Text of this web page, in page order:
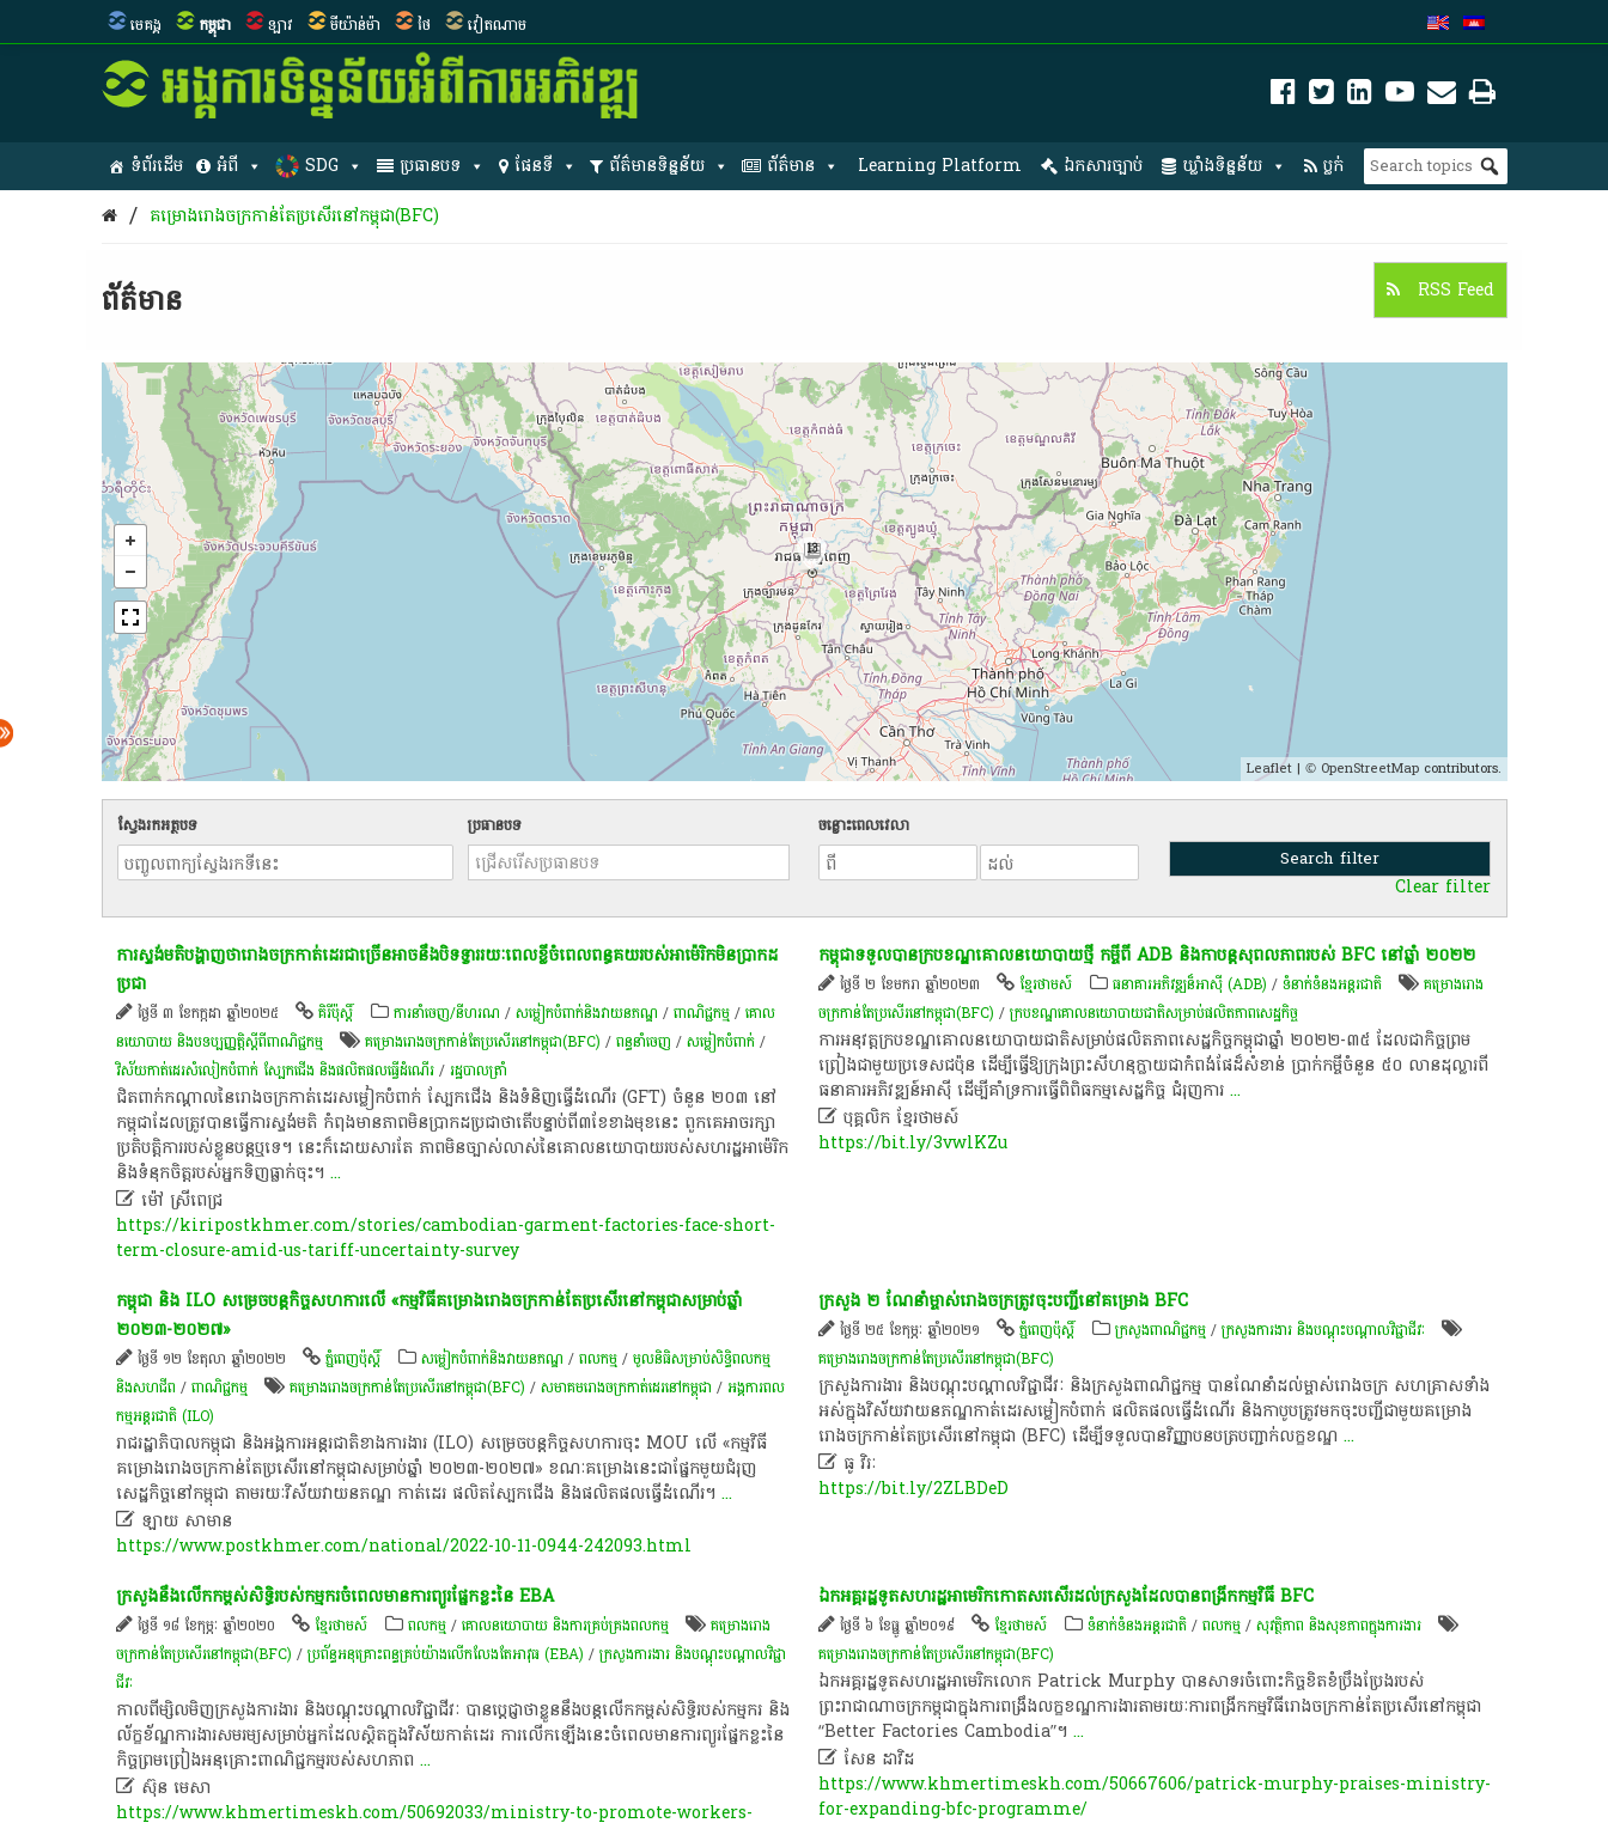
មេគង្គ កម្ពុជា ឡាវ មីយ៉ាន់ម៉ា ថៃ វៀតណាម
ទំព័រដើម អំពី SDG ប្រធានបទ ផែនទី ព័ត៌មានទិន្នន័យ ព័ត៌មាន Learning Platform ឯកសារច្បាប់ ឃ្លាំងទិន្នន័យ ប្លក់
/ គម្រោង​រោងចក្រ​កាន់​តែ​ប្រសើរ​នៅ​កម្ពុជា(BFC)
ព័ត៌មាន​ RSS Feed
13
Leaflet| © OpenStreetMapcontributors.
ស្វែងរកអត្ថបទ ប្រធានបទ ចន្លោះពេលវេលា
Clear filter
ការស្ទង់មតិបង្ហាញថារោងចក្រកាត់ដេរជាច្រើនអាចនឹងបិទទ្វាររយៈពេលខ្លីចំពេលពន្ធគយរបស់អាម៉េរិកមិនប្រាកដ
ប្រជា
ថ្ងៃទី ៣ ខែកក្កដា ឆ្នាំ២០២៥ គិរីប៉ុស្តិ៍ ការនាំចេញ/នីហរណ /​សម្លៀក​បំពាក់​និង​វាយ​ន​ភ​ណ្ឌ​ /ពាណិជ្ជកម្ម/គោល
នយោបាយ និងបទប្បញ្ញត្តិស្តីពីពាណិជ្ជកម្ម
គម្រោង​រោងចក្រ​កាន់​តែ​ប្រសើរ​នៅ​កម្ពុជា(BFC) /ពន្ធនាំចេញ /សម្លៀកបំពាក់/
វិស័យ​កាត់ដេរ​សំលៀក​បំពាក់​ ស្បែកជើង​ និង​ផលិតផល​ធ្វើ​ដំណើរ​/រដ្ឋបាលត្រាំ
ជិតពាក់កណ្តាលនៃរោងចក្រកាត់ដេរសម្លៀកបំពាក់ ស្បែកជើង និងទំនិញធ្វើដំណើរ (GFT) ចំនួន ២០៣ នៅ
កម្ពុជាដែលត្រូវបានធ្វើការស្ទង់មតិ កំពុងមានភាពមិនប្រាកដប្រជាថាតើបន្ទាប់ពី៣ខែខាងមុខនេះ ពួកគេអាចរក្សា
ប្រតិបត្តិការរបស់ខ្លួនបន្តឬទេ។ នេះក៏ដោយសារតែ ភាពមិនច្បាស់លាស់នៃគោលនយោបាយរបស់សហរដ្ឋអាម៉េរិក
និងទំនុកចិត្តរបស់អ្នកទិញធ្លាក់ចុះ។ ...
ម៉ៅ ស្រីពេជ្រ
https://kiripostkhmer.com/stories/cambodian-garment-factories-face-short-
term-closure-amid-us-tariff-uncertainty-survey
កម្ពុជា​ទទួល​បាន​ក្រប​ខណ្ឌ​គោលនយោបាយ​ថ្មី​ កម្ចី​ពី​ ADB​ និង​កា​បន្ត​សុពលភាព​របស់​ BFC​ នៅ​ឆ្នាំ​ ២០២២
ថ្ងៃទី ២ ខែមករា ឆ្នាំ២០២៣ ខ្មែរថាមស៍ ធនាគារអភិវឌ្ឍន៏អាស៊ី (ADB) /ទំនាក់ទំនងអន្តរជាតិ
គម្រោង​រោង
ចក្រ​កាន់​តែ​ប្រសើរ​នៅ​កម្ពុជា(BFC) /​ក្រប​ខណ្ឌ​គោលនយោបាយ​ជាតិ​សម្រាប់​ផលិតភាព​សេដ្ឋកិច្ច​
​ការ​អនុវត្ត​ក្រប​ខណ្ឌ​គោលនយោបាយ​ជាតិ​សម្រាប់​ផលិតភាព​សេដ្ឋកិច្ច​កម្ពុជា​ឆ្នាំ​ ២០២២-៣៥​ ដែល​ជា​កិច្ចព្រម
ព្រៀង​ជាមួយ​ប្រទេស​ជប៉ុន​ ដើម្បី​ធ្វើ​ឱ្យ​ក្រុងព្រះសីហនុ​ក្លាយជា​កំពង់​ផែ​ដ៏​សំខាន់​ ប្រាក់​កម្ចី​ចំនួន​ ៥០​ លាន​ដុល្លារ​ពី​
ធនាគារអភិវឌ្ឍន៍អាស៊ី​ ដើម្បី​គាំទ្រ​ការ​ធ្វើ​ពិពិធ​កម្ម​សេដ្ឋកិច្ច​ ជំរុញ​ការ...
 បុគ្គលិក​ ខ្មែរ​ថា​ម​ស៍​
https://bit.ly/3vwlKZu
កម្ពុជា និង ILO សម្រេច​បន្ត​កិច្ច​សហការ​លើ «កម្មវិធី​គម្រោង​រោងចក្រ​កាន់តែ​ប្រសើរ​នៅ​កម្ពុជា​សម្រាប់​ឆ្នាំ
២០២៣-២០២៧»
ថ្ងៃទី ១២ ខែតុលា ឆ្នាំ២០២២ ភ្នំពេញប៉ុស្តិ៍ ​សម្លៀក​បំពាក់​និង​វាយ​ន​ភ​ណ្ឌ​ /ពល​កម្ម/មូលនិធិសម្រាប់សិទ្ធិពលកម្ម
និងសហជីព /ពាណិជ្ជកម្ម គម្រោង​រោងចក្រ​កាន់​តែ​ប្រសើរ​នៅ​កម្ពុជា(BFC) /សមាគមរោងចក្រកាត់ដេរនៅកម្ពុជា /អង្គការ​ពល
កម្ម​អន្តរជាតិ​ (ILO)
រាជរដ្ឋាភិបាល​កម្ពុជា​ និង​អង្គការ​អន្តរជាតិ​ខាង​ការងារ​ (ILO​) សម្រេច​បន្ត​កិច្ច​សហការ​ចុះ MOU លើ «​កម្មវិធី​
គម្រោង​រោងចក្រ​កាន់តែ​ប្រសើរ​នៅ​កម្ពុជា​សម្រាប់​ឆ្នាំ ២០២៣-២០២៧» ខណៈ​គម្រោង​នេះ​ជា​ផ្នែក​មួយ​ជំរុញ​
សេដ្ឋកិច្ច​នៅ​កម្ពុជា តាមរយៈ​វិស័យ​វាយនភណ្ឌ កាត់ដេរ ផលិត​ស្បែក​ជើង និង​ផលិតផល​ធ្វើ​ដំណើរ។ ...
ឡាយ សាមាន
https://www.postkhmer.com/national/2022-10-11-0944-242093.html
ក្រសួង​ ២​ ណែនាំ​ម្ចាស់​រោងចក្រ​ត្រូវ​ចុះបញ្ជី​នៅ​គម្រោង​ BFC
ថ្ងៃទី ២៥ ខែកុម្ភៈ ឆ្នាំ២០២១ ភ្នំពេញប៉ុស្តិ៍ ក្រសួងពាណិជ្ជកម្ម/ក្រសួងការងារ និងបណ្តុះបណ្តាលវិជ្ជាជីវៈ
គម្រោង​រោងចក្រ​កាន់​តែ​ប្រសើរ​នៅ​កម្ពុជា(BFC)
​ក្រសួង​ការងារ​ និង​បណ្តុះបណ្តាល​វិជ្ជាជីវៈ​ និង​ក្រសួងពាណិជ្ជកម្ម​ បាន​ណែនាំ​ដល់​ម្ចាស់​រោងចក្រ​ សហគ្រាស​ទាំង
អស់​ក្នុង​វិស័យ​វាយ​ន​ភណ្ឌ​កាត់ដេរ​សម្លៀក​បំពាក់​ ផលិតផល​ធ្វើ​ដំណើរ​ និង​កាបូប​ត្រូវ​មក​ចុះបញ្ជី​ជាមួយ​គម្រោង​
រោងចក្រ​កាន់តែ​ប្រសើរ​នៅ​កម្ពុជា​ (BFC)​ ដើម្បី​ទទួល​បាន​វិញ្ញាបនបត្រ​បញ្ជាក់​លក្ខខណ្ឌ...
 ធូ វិរៈ
https://bit.ly/2ZLBDeD
ក្រសួង​នឹង​លើកកម្ពស់​សិទ្ធិ​របស់​កម្មករ​ចំ​ពេល​មានការ​ព្យួរ​ផ្នែក​ខ្លះ​នៃ​ EBA
ថ្ងៃទី ១៨ ខែកុម្ភៈ ឆ្នាំ២០២០ ខ្មែរថាមស៍ ពល​កម្ម/គោលនយោបាយ និងការគ្រប់គ្រងពលកម្ម
គម្រោង​រោង
ចក្រ​កាន់​តែ​ប្រសើរ​នៅ​កម្ពុជា(BFC) /ប្រព័ន្ធ​អនុ​គ្រោះ​ពន្ធ​គ្រប់​យ៉ាង​លើក​លែង​តែ​អាវុធ (EBA) /ក្រសួងការងារ និងបណ្តុះបណ្តាលវិជ្ជា
ជីវៈ
​កាលពី​ម្សិលមិញ​ក្រសួង​ការងារ​ និង​បណ្តុះបណ្តាល​វិជ្ជាជីវៈ​ បាន​ប្តេជ្ញា​ថា​ខ្លួន​នឹង​បន្ត​លើកកម្ពស់​សិទ្ធិ​របស់​កម្មករ​ និង​
ល័ក្ខខ័ណ្ឌ​ការងារ​សមរម្យ​សម្រាប់​អ្នក​ដែល​ស្ថិត​ក្នុង​វិស័យ​កាត់ដេរ​ ការ​លើក​ឡើង​នេះ​ចំ​ពេល​មានការ​ព្យួរ​ផ្នែក​ខ្លះ​នៃ​
កិច្ចព្រមព្រៀង​អនុគ្រោះ​ពាណិជ្ជកម្ម​របស់​សហភាព ...
ស៊ុន មេសា
https://www.khmertimeskh.com/50692033/ministry-to-promote-workers-
ឯកអគ្គ​រដ្ឋទូត​សហរដ្ឋអាមេរិក​កោតសរសើរ​ដល់​ក្រសួង​ដែល​បាន​ពង្រីក​កម្មវិធី​ BFC​
ថ្ងៃទី ៦ ខែធ្នូ ឆ្នាំ២០១៩ ខ្មែរថាមស៍ ទំនាក់ទំនងអន្តរជាតិ/ពល​កម្ម/សុវត្ថិភាព និងសុខភាពក្នុងការងារ
គម្រោង​រោងចក្រ​កាន់​តែ​ប្រសើរ​នៅ​កម្ពុជា(BFC)
ឯកអគ្គ​រដ្ឋទូត​សហរដ្ឋអាមេរិក​លោក​ Patrick​ Murphy​ បាន​សាទរ​ចំពោះ​កិច្ច​ខិតខំ​ប្រឹងប្រែង​របស់​
ព្រះរាជាណាចក្រ​កម្ពុជា​ក្នុង​ការ​ពង្រឹង​លក្ខខណ្ឌ​ការងារ​តាមរយៈ​ការពង្រីក​កម្មវិធី​រោងចក្រ​កាន់តែ​ប្រសើរ​នៅ​កម្ពុជា​
“Better​ Factories​ Cambodia​”។...
 សែន ដាវិដ
https://www.khmertimeskh.com/50667606/patrick-murphy-praises-ministry-
for-expanding-bfc-programme/